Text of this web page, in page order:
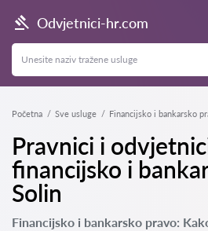
Odvjetnici-hr.com
Početna Sve usluge Financijsko i bankarsko
Pravnici i
financijsko i
Solin
Financijsko i bankarsko pravo: